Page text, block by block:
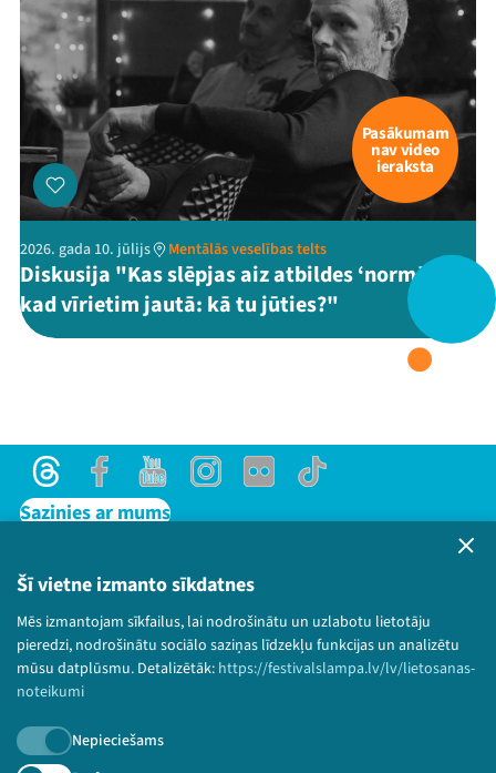
Šī vietne izmanto sīkdatnes
Mēs izmantojam sīkfailus, lai nodrošinātu un uzlabotu lietotāju
pieredzi, nodrošinātu sociālo saziņas līdzekļu funkcijas un analizētu
mūsu datplūsmu. Detalizētāk: https://festivalslampa.lv/lv/lietosanas-
noteikumi
Nepieciešams
Veikals
Kontakti
ThreadsFacebookYoutube
X Instagram TikTok
Pasākumam
nav video
ieraksta
2026. gada 10. jūlijs Mentālās veselības telts
Diskusija "Kas slēpjas aiz atbildes ‘normāli’,
kad vīrietim jautā: kā tu jūties?"
ThreadsFacebookYoutubeInstagram
Flick TikTok
Sazinies ar mums
Lietošanas noteikumi un sīkdatņu politika
Bērnu aizsardzības politika
© 2026 Sarunu festivāls LAMPA Visas tiesības
paturētas.